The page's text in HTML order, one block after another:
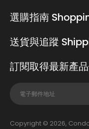
選購指南
送貨與追蹤
訂閱取得最新產品
Copyright © 2026,